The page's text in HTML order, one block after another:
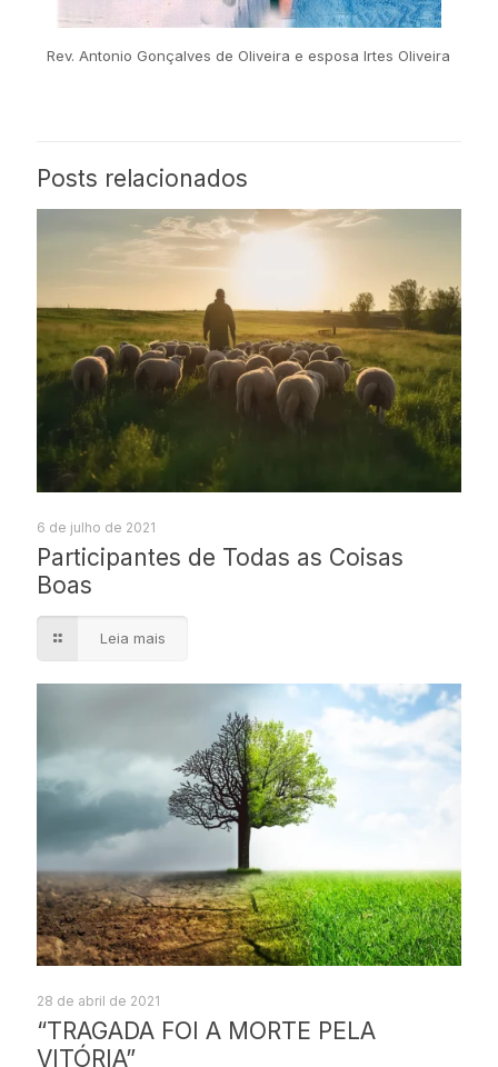
Rev. Antonio Gonçalves de Oliveira e esposa Irtes Oliveira
Posts relacionados
6 de julho de 2021
Participantes de Todas as Coisas
Boas
Leia mais
28 de abril de 2021
“TRAGADA FOI A MORTE PELA
VITÓRIA”